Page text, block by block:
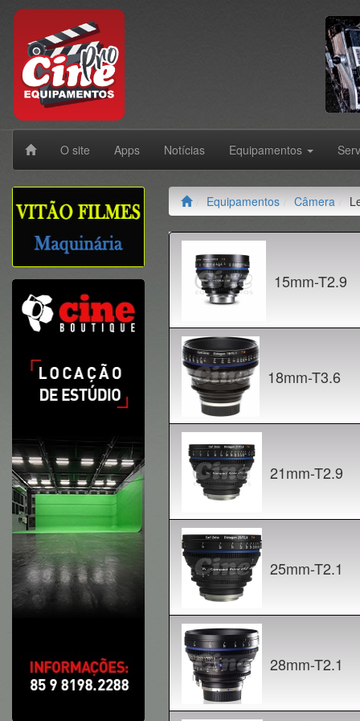
O site Apps Notícias Equipamentos
Equipamentos Câmera
15mm-T2.9
18mm-T3.6
21mm-T2.9
25mm-T2.1
28mm-T2.1